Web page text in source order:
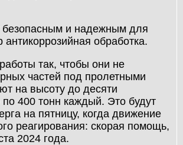
безопасным и надежным для
обработка.
так, чтобы они не
частей под пролетными
на высоту до десяти
400 тонн каждый. Это будут
на пятницу, когда движение
реагирования: скорая помощь,
2024 года.